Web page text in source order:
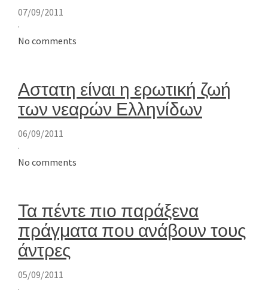
07/09/2011
·
No comments
Αστατη είναι η ερωτική ζωή
των νεαρών Ελληνίδων
06/09/2011
·
No comments
Τα πέντε πιο παράξενα
πράγματα που ανάβουν τους
άντρες
05/09/2011
·